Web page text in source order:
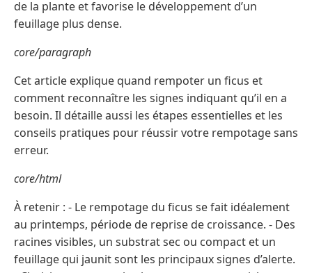
de la plante et favorise le développement d’un
feuillage plus dense.
core/paragraph
Cet article explique quand rempoter un ficus et
comment reconnaître les signes indiquant qu’il en a
besoin. Il détaille aussi les étapes essentielles et les
conseils pratiques pour réussir votre rempotage sans
erreur.
core/html
À retenir : - Le rempotage du ficus se fait idéalement
au printemps, période de reprise de croissance. - Des
racines visibles, un substrat sec ou compact et un
feuillage qui jaunit sont les principaux signes d’alerte.